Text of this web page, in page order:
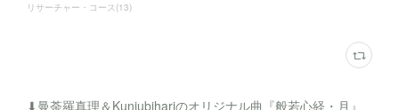
リサーチャー・コース(13)
⬇︎曼荼羅真理＆Kunjubihariのオリジナル曲『般若心経・月』